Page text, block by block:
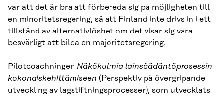
var att det är bra att förbereda sig på möjligheten till
en minoritetsregering, så att Finland inte drivs in i ett
tillstånd av alternativlöshet om det visar sig vara
besvärligt att bilda en majoritetsregering.
Pilotcoachningen Näkökulmia lainsäädäntöprosessin
kokonaiskehittämiseen (Perspektiv på övergripande
utveckling av lagstiftningsprocesser), som utvecklats